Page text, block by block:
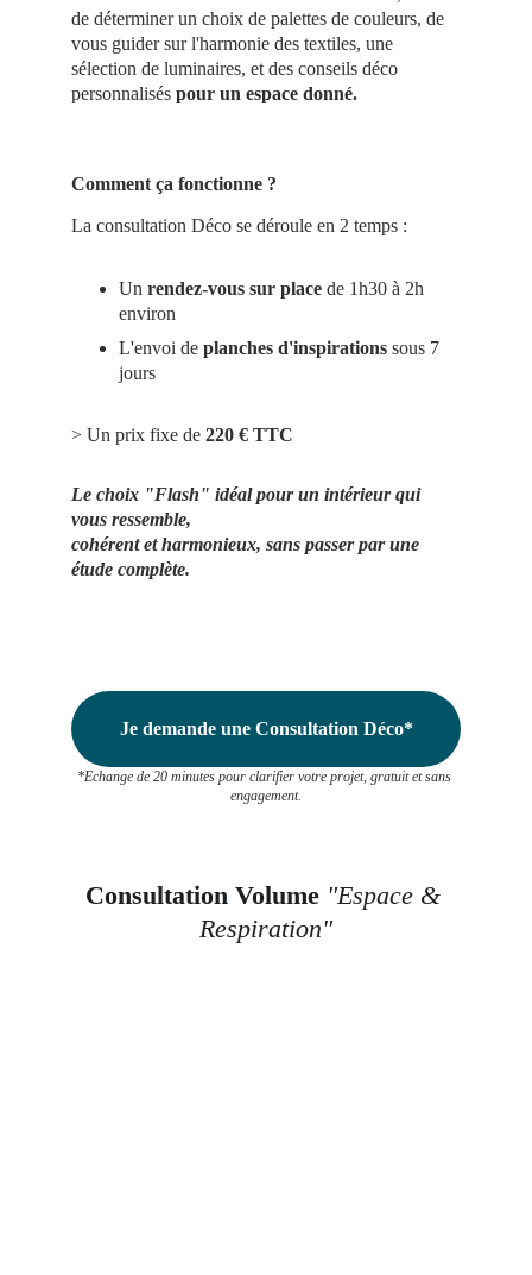
Je demande une Consultation Déco*
de déterminer un choix de palettes de couleurs, de
vous guider sur l'harmonie des textiles, une
sélection de luminaires, et des conseils déco
personnalisés pour un espace donné.
Comment ça fonctionne ?
La consultation Déco se déroule en 2 temps :
Un rendez-vous sur place de 1h30 à 2h
environ
L'envoi de planches d'inspirations sous 7
jours
> Un prix fixe de 220 € TTC
Le choix "Flash" idéal pour un intérieur qui
vous ressemble,
cohérent et harmonieux, sans passer par une
étude complète.
*Echange de 20 minutes pour clarifier votre projet, gratuit et sans
engagement.
Consultation Volume "Espace &
Respiration"